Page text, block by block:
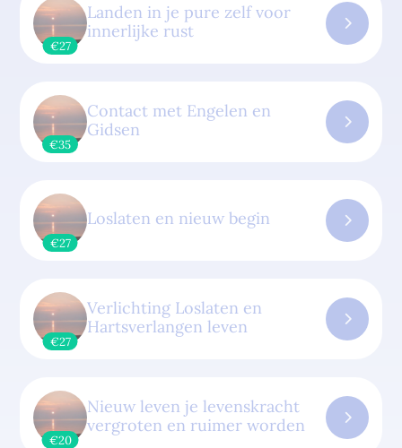
€27
Landen in je pure zelf voor
innerlijke rust
€35
Contact met Engelen en
Gidsen
€27
Loslaten en nieuw begin
€27
Verlichting Loslaten en
Hartsverlangen leven
€20
Nieuw leven je levenskracht
vergroten en ruimer worden